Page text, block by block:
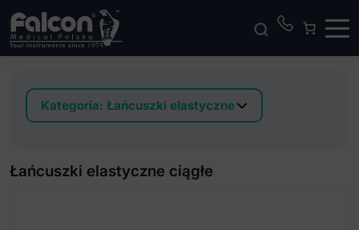
Kategoria:Łańcuszki elastyczne
Łańcuszki elastyczne ciągłe bez lateksu
Łańcuszki elastyczne ciągłe